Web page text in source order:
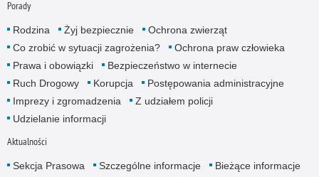
Porady
Rodzina Żyj bezpiecznie
Ochrona zwierząt
Co zrobić w sytuacji zagrożenia?
Ochrona praw człowieka
Prawa i obowiązki
Bezpieczeństwo w internecie
Ruch Drogowy
Korupcja
Postępowania administracyjne
Imprezy i zgromadzenia
Z udziałem policji
Udzielanie informacji
Aktualności
Sekcja Prasowa Szczególne informacje
Bieżące informacje